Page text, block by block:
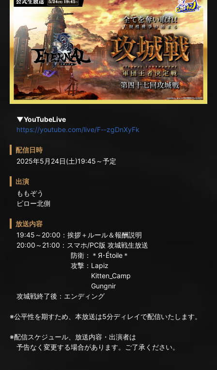
▼YouTubeLive
https://youtube.com/live/F--zgDnXyFk
配信日時
2025年5月24日(土)19:45～予定
出演
ももぞう
ピロー北側
放送内容
19:45～20:00：挨拶＋ルール＆報酬説明
20:00～21:00：スマホ/PC版 攻城戦生放送
防衛：＊Я･Étoile＊
攻撃：Lapiz
Kitten_Camp
Gungnir
攻城戦終了後：エンディング
※公平性を期すため、本放送は5分ディレイで配信いたします。
※配信スケジュール、放送内容・出演者は
予告なく変更する場合があります。ご了承ください。